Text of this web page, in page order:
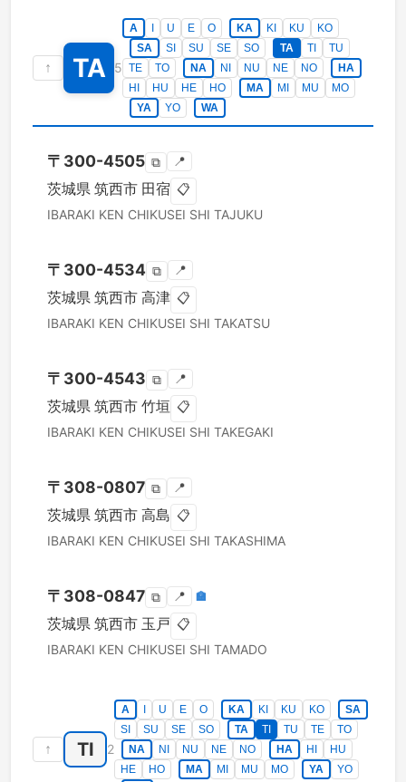
↑ TA 5
A U E O KA KI KU
KO
SA
SI SU SE SO TA TI
TU
TE
TO NA NI NU NE NO
HA
HI
HU HE HO MA MI MU
MO
YA
YO WA
〒 300-4505 ⧉ 📍
茨城県 筑西市 田宿 📋
IBARAKI KEN CHIKUSEI SHI TAJUKU
〒 300-4534 ⧉ 📍
茨城県 筑西市 高津 📋
IBARAKI KEN CHIKUSEI SHI TAKATSU
〒 300-4543 ⧉ 📍
茨城県 筑西市 竹垣 📋
IBARAKI KEN CHIKUSEI SHI TAKEGAKI
〒 308-0807 ⧉ 📍
茨城県 筑西市 高島 📋
IBARAKI KEN CHIKUSEI SHI TAKASHIMA
〒 308-0847 ⧉ 📍 🏣
茨城県 筑西市 玉戸 📋
IBARAKI KEN CHIKUSEI SHI TAMADO
↑ TI 2
A U E O KA KI KU KO
SA
SI
SU SE SO TA TI TU TE
TO
NA
NI NU NE NO HA HI
HU
HE
HO MA MI MU MO YA YO